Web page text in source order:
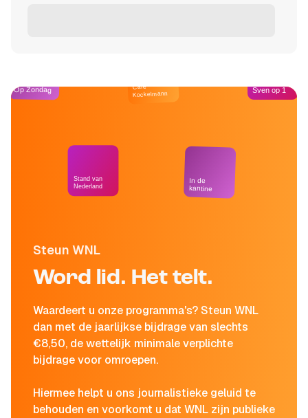
Steun WNL
Word lid. Het telt.
Waardeert u onze programma's? Steun WNL
dan met de jaarlijkse bijdrage van slechts
€8,50, de wettelijk minimale verplichte
bijdrage voor omroepen.
Hiermee helpt u ons journalistieke geluid te
behouden en voorkomt u dat WNL zijn publieke
Op Zondag
Stand van
Nederland
Café
Kockelmann
In de
kantine
Sven op 1